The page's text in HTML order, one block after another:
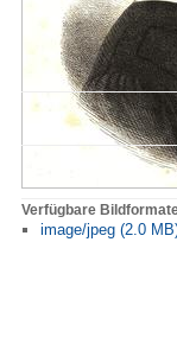
Verfügbare
image/jpeg (2.0